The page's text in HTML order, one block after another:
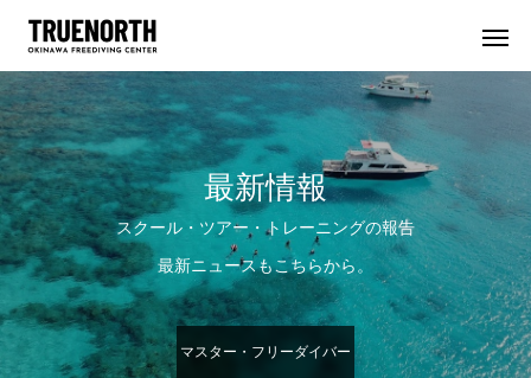
最新情報
スクール・ツアー・トレーニングの報告
最新ニュースもこちらから。
マスター・フリーダイバー